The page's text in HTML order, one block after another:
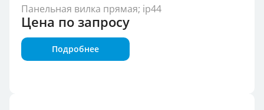
Панельная вилка прямая; ip44
Цена по запросу
Подробнее